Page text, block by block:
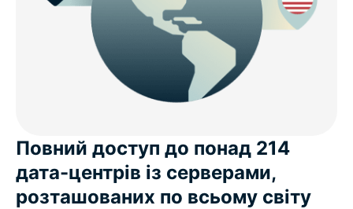
Повний доступ до понад 214
дата-центрів із серверами,
розташованих по всьому світу